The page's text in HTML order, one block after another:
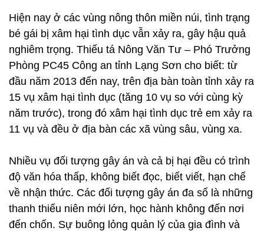
Hiện nay ở các vùng nông thôn miền núi, tình trạng
bé gái bị xâm hại tình dục vẫn xảy ra, gây hậu quả
nghiêm trọng. Thiếu tá Nông Văn Tư – Phó Trưởng
Phòng PC45 Công an tỉnh Lạng Sơn cho biết: từ
đầu năm 2013 đến nay, trên địa bàn toàn tỉnh xảy ra
15 vụ xâm hại tình dục (tăng 10 vụ so với cùng kỳ
năm trước), trong đó xâm hại tình dục trẻ em xảy ra
11 vụ và đều ở địa bàn các xã vùng sâu, vùng xa.
Nhiều vụ đối tượng gây án và cả bị hại đều có trình
độ văn hóa thấp, không biết đọc, biết viết, hạn chế
về nhận thức. Các đối tượng gây án đa số là những
thanh thiếu niên mới lớn, học hành không đến nơi
đến chốn. Sự buông lỏng quản lý của gia đình và